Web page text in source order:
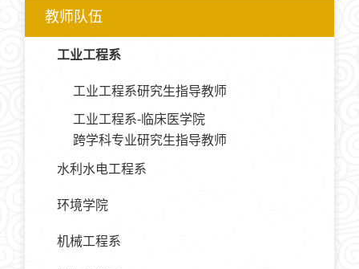
教师队伍
工业工程系
工业工程系研究生指导教师
工业工程系-临床医学院
跨学科专业研究生指导教师
水利水电工程系
环境学院
机械工程系